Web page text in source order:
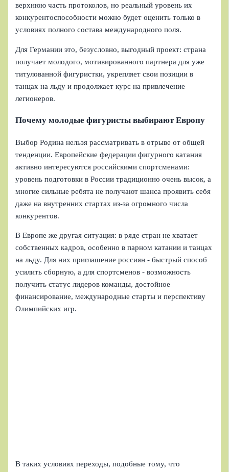
верхнюю часть протоколов, но реальный уровень их
конкурентоспособности можно будет оценить только в
условиях полного состава международного поля.
Для Германии это, безусловно, выгодный проект: страна
получает молодого, мотивированного партнера для уже
титулованной фигуристки, укрепляет свои позиции в
танцах на льду и продолжает курс на привлечение
легионеров.
Почему молодые фигуристы выбирают Европу
Выбор Родина нельзя рассматривать в отрыве от общей
тенденции. Европейские федерации фигурного катания
активно интересуются российскими спортсменами:
уровень подготовки в России традиционно очень высок, а
многие сильные ребята не получают шанса проявить себя
даже на внутренних стартах из-за огромного числа
конкурентов.
В Европе же другая ситуация: в ряде стран не хватает
собственных кадров, особенно в парном катании и танцах
на льду. Для них приглашение россиян - быстрый способ
усилить сборную, а для спортсменов - возможность
получить статус лидеров команды, достойное
финансирование, международные старты и перспективу
Олимпийских игр.
В таких условиях переходы, подобные тому, что